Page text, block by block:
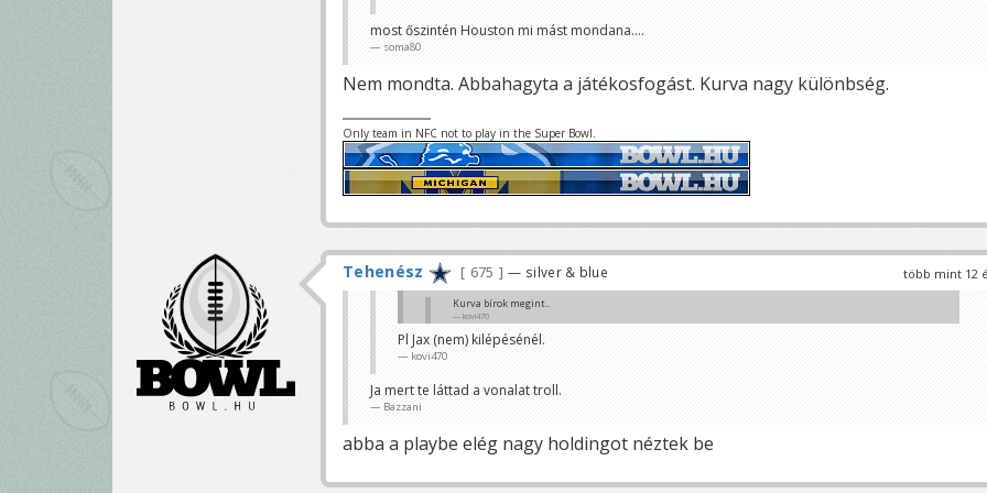
DJax kilépésénél, ami nem volt kilépés.
most őszintén Houston mi mást mondana....
soma80
Nem mondta. Abbahagyta a játékosfogást. Kurva nagy különbség.
Only team in NFC not to play in the Super Bowl.
több mint 12
Tehenész 675 — silver & blue
Kurva bírok megint..
kovi470
Mikor bíróztunk (ma) jogtalanul?
Bazzani
Pl Jax (nem) kilépésénél.
kovi470
Ja mert te láttad a vonalat troll.
Bazzani
abba a playbe elég nagy holdingot néztek be